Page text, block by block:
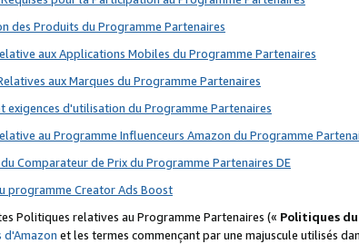
des Produits du Programme Partenaires
aux Applications Mobiles du Programme Partenaires
aux Marques du Programme Partenaires
exigences d'utilisation du Programme Partenaires
au Programme Influenceurs Amazon du Programme
Comparateur de Prix du Programme Partenaires DE
programme Creator Ads Boost
Politiques relatives au Programme Partenaires (« Politiques
d'Amazon et les termes commençant par une majuscule utilisés